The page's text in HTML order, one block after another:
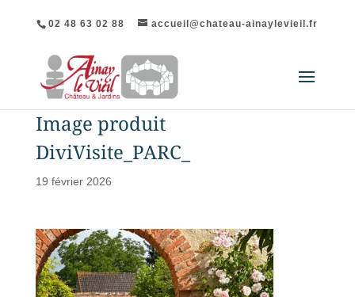
02 48 63 02 88 accueil@chateau-ainaylevieil.fr
Image produit
DiviVisite_PARC_
19 février 2026